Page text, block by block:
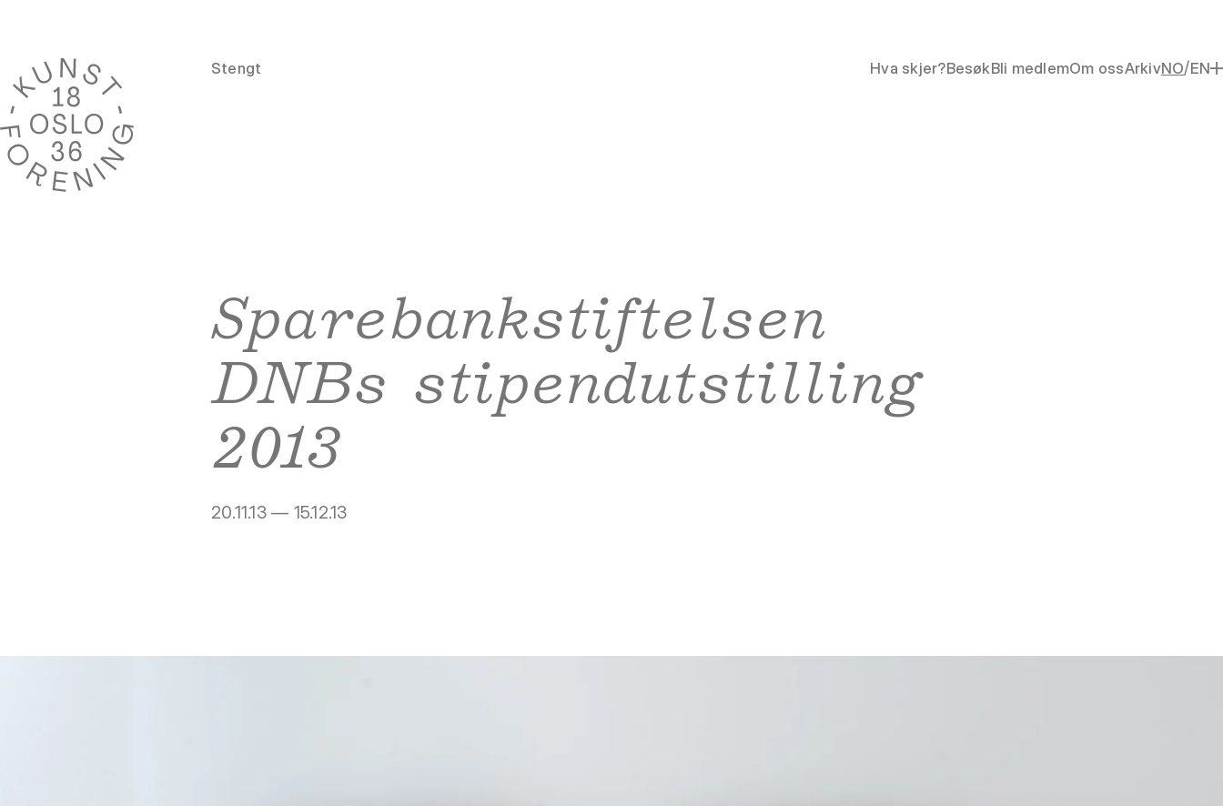
Stengt Hva skjer?BesøkBli medlemOm ossArkivNO/EN
Sparebankstiftelsen
DNBs stipendutstilling
2013
20.11.13 — 15.12.13